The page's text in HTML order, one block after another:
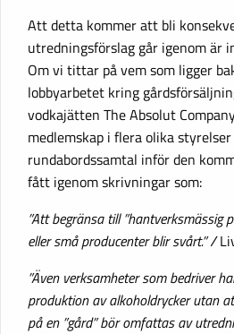
Att detta kommer att bli
utredningsförslag går igenom är
Om vi tittar på vem som ligger
lobbyarbetet kring
vodkajätten The Absolut
medlemskap i flera olika
rundabordssamtal inför den
fått igenom skrivningar som:
”Att begränsa till ”hantverksmässig
eller små producenter blir svårt.” /
”Även verksamheter som bedriver
produktion av alkoholdrycker utan
på en ”gård” bör omfattas av